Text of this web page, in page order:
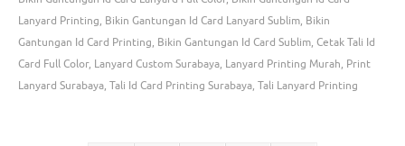
Lanyard Printing, Bikin Gantungan Id Card Lanyard Sublim, Bikin
Gantungan Id Card Printing, Bikin Gantungan Id Card Sublim, Cetak Tali Id
Card Full Color, Lanyard Custom Surabaya, Lanyard Printing Murah, Print
Lanyard Surabaya, Tali Id Card Printing Surabaya, Tali Lanyard Printing